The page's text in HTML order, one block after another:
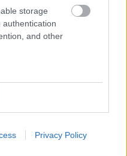
storage
authentication
and other
Privacy Policy
(31 kép,
a Beszláni